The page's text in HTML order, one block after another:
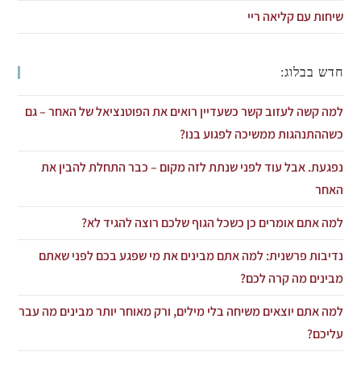
שיחות עם קליאה ריי
חדש בבלוג:
למה קשה לעזוב קשר כשעדיין רואים את הפוטנציאל של האחר – גם
כשההתנהגות ממשיכה לפגוע בנו?
נפגעת. אבל עוד לפני שנתת לזה מקום – כבר התחלת להבין את
האחר
למה אתם אומרים כן כשכל הגוף שלכם רוצה להגיד לא?
נדיבות פרשנית: למה אתם מבינים את מי שפגע בכם לפני שאתם
מבינים מה קרה לכם?
למה אתם יוצאים משיחה בלי מילים, ורק מאוחר יותר מבינים מה עבר
עליכם?